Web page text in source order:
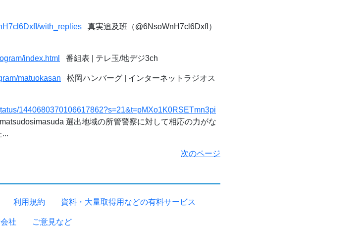
with_replies 真実追及班（@6NsoWnH7cl6DxfI）
index.html 番組表 | テレ玉/地デジ3ch
matuokasan 松岡ハンバーグ | インターネットラジオス
1440680370106617862?s=21&t=pMXo1K0RSETmn3pi
選出地域の所管警察に対して相応の力がな
...
次のページ
利用規約 資料・大量取得用などの有料サービス
社 ご意見など